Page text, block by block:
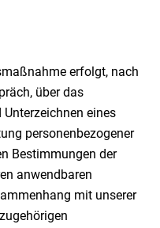
erfolgt, nach
über das
eines
personenbezogener
Bestimmungen der
anwendbaren
mit unserer